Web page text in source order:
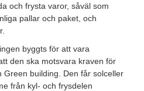
och frysta varor, såväl som
pallar och paket, och
byggts för att vara
den ska motsvara kraven för
building. Den får solceller
från kyl- och frysdelen